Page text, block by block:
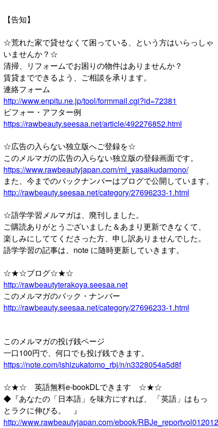
【告知】
☆荒れた家で貸せなくて困っている、という方はいらっしゃ
いませんか？☆
清掃、リフォームでお困りの物件はありませんか？
賃貸までできるよう、ご相談を承ります。
連絡フォーム
http://www.enpitu.ne.jp/tool/formmail.cgi?id=72381
ビフォー・アフター例
https://rawbeauty.seesaa.net/article/492276852.html
☆広告の入らない独立版へご登録を☆
このメルマガの広告の入らない独立版の登録画面です。
https://www.rawbeautyjapan.com/ml_yasaikudamono/
また、今までのバックナンバーはブログで公開しています。
http://rawbeauty.seesaa.net/category/27696233-1.html
☆語学学習メルマガは、廃刊しました。
ご購読ありがとうございました＆あまり更新できなくて、
楽しみにしててくださった方、申し訳ありませんでした。
語学学習の記事は、note に随時更新していきます。
☆★☆ブログ☆★☆
http://rawbeautyterakoya.seesaa.net
このメルマガのバック・ナンバー
http://rawbeauty.seesaa.net/category/27696233-1.html
このメルマガの投げ銭ページ
一口100円で、何口でも投げ銭できます。
https://note.com/ishizukatomo_rbj/n/n3328054a5d8f
☆★☆ 英語無料e-bookDLできます ☆★☆
◆『あなたの「日本語」を味方にすれば、 「英語」はもっ
とラクに伸びる。 』
http://www.rawbeautyjapan.com/ebook/